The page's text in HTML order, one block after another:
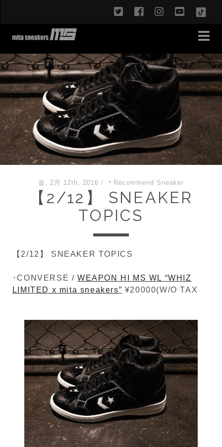
twitterfacebookinstagram
金, 2月 12th, 2016 / ＊Recommend Sneaker
【2/12】 SNEAKER
TOPICS
【2/12】 SNEAKER TOPICS
･CONVERSE /WEAPON HI MS WL “WHIZ
LIMITED x mita sneakers” ¥20000(W/O TAX